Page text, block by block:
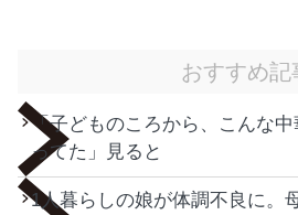
おすすめ記
「子どものころから、こんな
ってた」見ると
1人暮らしの娘が体調不良に。